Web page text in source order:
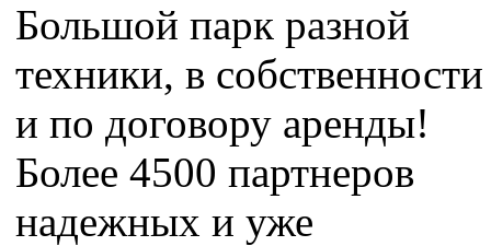
Большой парк разной
техники, в собственности
и по договору аренды!
Более 4500 партнеров
надежных и уже